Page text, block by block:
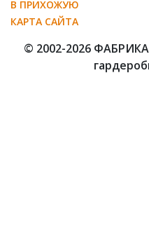
В ПРИХОЖУЮ
КАРТА САЙТА
© 2002-2026